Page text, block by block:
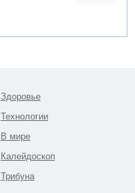
Здоровье
Технологии
В мире
Калейдоскоп
Трибуна